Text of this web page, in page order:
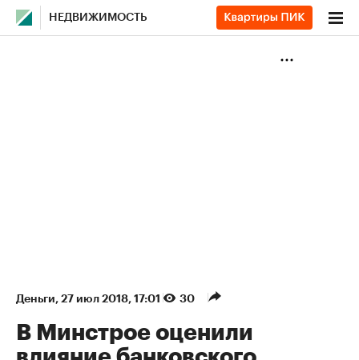
НЕДВИЖИМОСТЬ
Деньги⁠, 27 июл 2018, 17:01 30
В Минстрое оценили